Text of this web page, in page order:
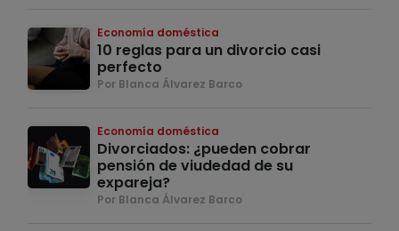
Economía doméstica
10 reglas para un divorcio casi
perfecto
Por Blanca Álvarez Barco
Economía doméstica
Divorciados: ¿pueden cobrar
pensión de viudedad de su
expareja?
Por Blanca Álvarez Barco